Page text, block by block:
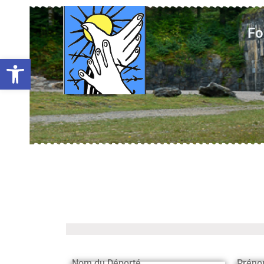
Ouvrir la barre d’outils